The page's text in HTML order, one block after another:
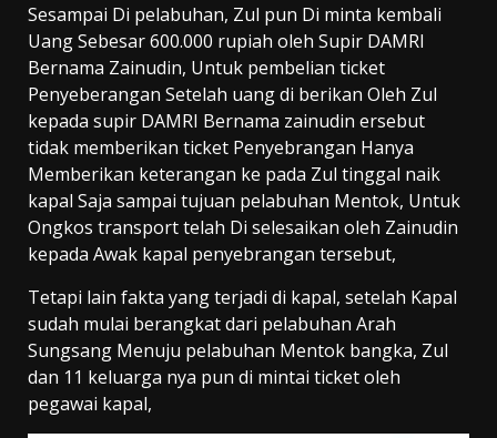
Sesampai Di pelabuhan, Zul pun Di minta kembali
Uang Sebesar 600.000 rupiah oleh Supir DAMRI
Bernama Zainudin, Untuk pembelian ticket
Penyeberangan Setelah uang di berikan Oleh Zul
kepada supir DAMRI Bernama zainudin ersebut
tidak memberikan ticket Penyebrangan Hanya
Memberikan keterangan ke pada Zul tinggal naik
kapal Saja sampai tujuan pelabuhan Mentok, Untuk
Ongkos transport telah Di selesaikan oleh Zainudin
kepada Awak kapal penyebrangan tersebut,
Tetapi lain fakta yang terjadi di kapal, setelah Kapal
sudah mulai berangkat dari pelabuhan Arah
Sungsang Menuju pelabuhan Mentok bangka, Zul
dan 11 keluarga nya pun di mintai ticket oleh
pegawai kapal,